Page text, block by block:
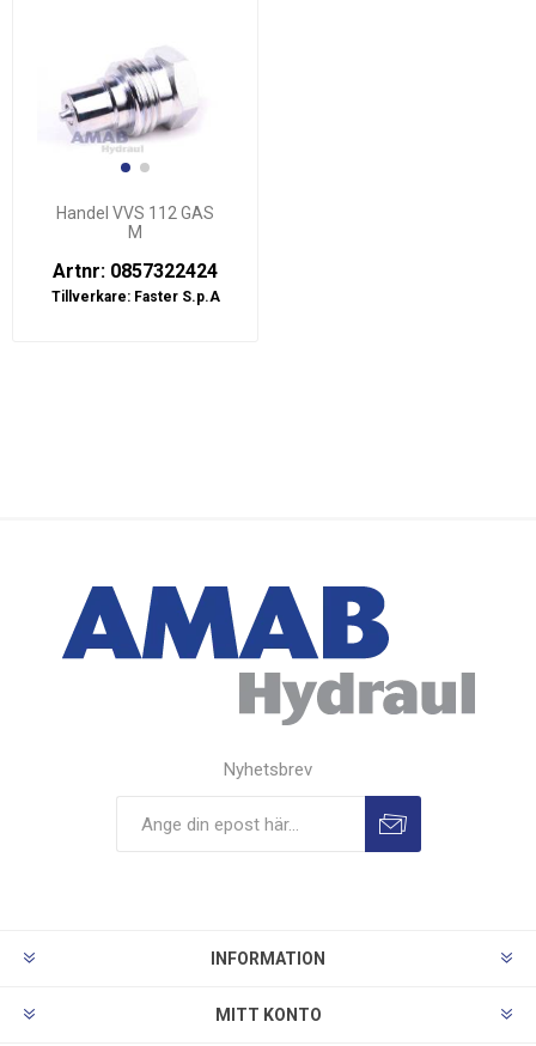
Handel VVS 112 GAS
M
Artnr: 0857322424
Tillverkare: Faster S.p.A
Nyhetsbrev
INFORMATION
MITT KONTO